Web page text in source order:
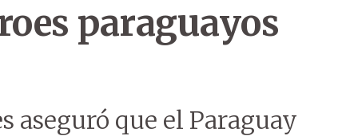
paraguayos
aseguró que el Paraguay